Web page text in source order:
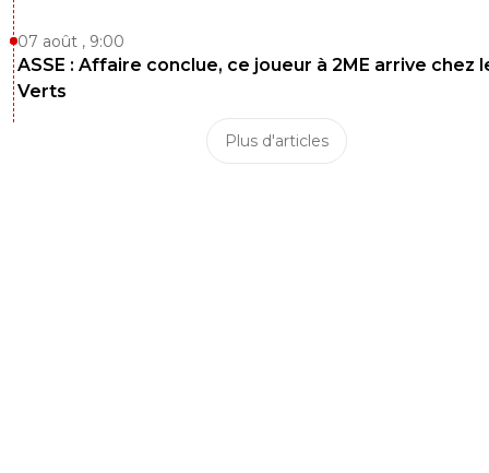
07 août , 9:00
ASSE : Affaire conclue, ce joueur à 2ME arrive chez
Verts
Plus d'articles